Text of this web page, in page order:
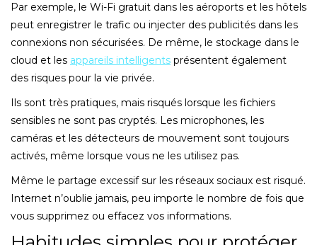
Par exemple, le Wi-Fi gratuit dans les aéroports et les hôtels
peut enregistrer le trafic ou injecter des publicités dans les
connexions non sécurisées. De même, le stockage dans le
cloud et les appareils intelligents présentent également
des risques pour la vie privée.
Ils sont très pratiques, mais risqués lorsque les fichiers
sensibles ne sont pas cryptés. Les microphones, les
caméras et les détecteurs de mouvement sont toujours
activés, même lorsque vous ne les utilisez pas.
Même le partage excessif sur les réseaux sociaux est risqué.
Internet n’oublie jamais, peu importe le nombre de fois que
vous supprimez ou effacez vos informations.